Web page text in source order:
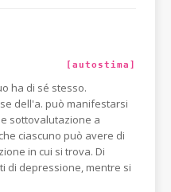
[autostima]
ha di sé stesso.
dell'a. può manifestarsi
sottovalutazione a
ciascuno può avere di
in cui si trova. Di
di depressione, mentre si